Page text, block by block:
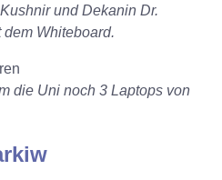
und Dekanin Dr.
Whiteboard.
die Uni noch 3 Laptops von